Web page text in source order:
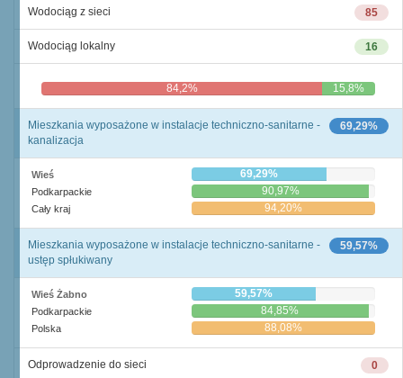
85
Wodociąg z sieci
16
Wodociąg lokalny
84,2% 15,8%
69,29%
Mieszkania wyposażone w instalacje techniczno-sanitarne -
kanalizacja
Wieś 69,29%
Podkarpackie 90,97%
Cały kraj 94,20%
59,57%
Mieszkania wyposażone w instalacje techniczno-sanitarne -
ustęp spłukiwany
Wieś Żabno 59,57%
Podkarpackie 84,85%
Polska 88,08%
0
Odprowadzenie do sieci